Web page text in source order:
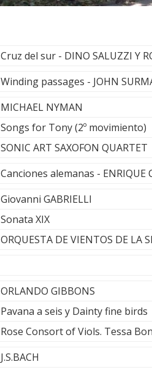
Cruz del sur - DINO SALUZZI Y
Winding passages - JOHN
MICHAEL NYMAN
Songs for Tony (2º movimiento)
SONIC ART SAXOFON QUARTET
Canciones alemanas - ENRIQUE
Giovanni GABRIELLI
Sonata XIX
ORQUESTA DE VIENTOS DE LA
ORLANDO GIBBONS
Pavana a seis y Dainty fine birds
Rose Consort of Viols. Tessa
J.S.BACH